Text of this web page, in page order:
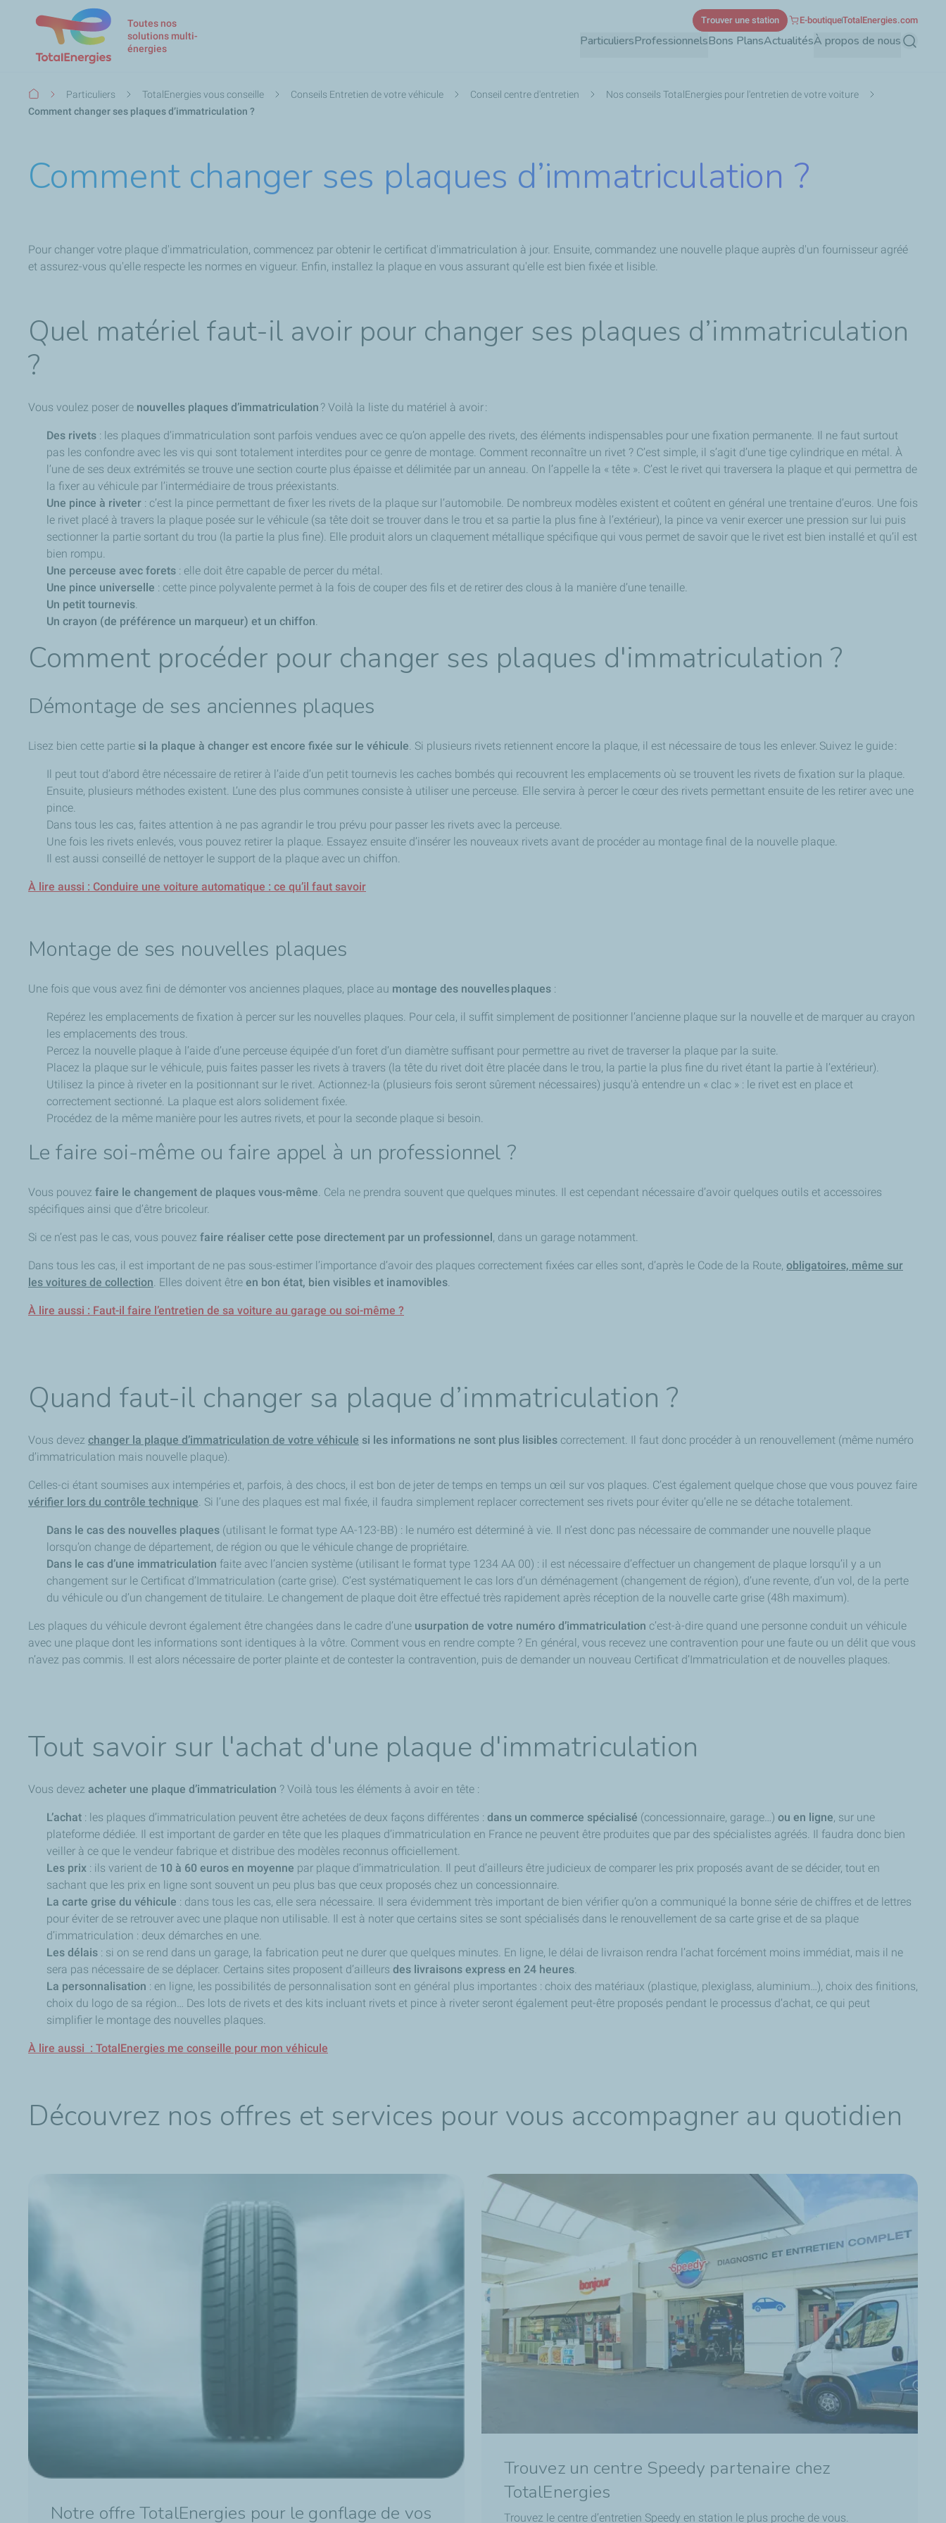
Toutes nos
solutions multi-
énergies
ParticuliersProfessionnelsBons PlansActualitésÀ propos de nous
Trouver une station E-boutiqueTotalEnergies.com
Fil
d'Ariane
Particuliers TotalEnergies vous conseille Conseils Entretien de votre véhicule Conseil centre d'entretien
Nos conseils TotalEnergies pour l'entretien de votre voiture
Comment changer ses plaques d’immatriculation ?
Comment changer ses plaques d’immatriculation ?
Pour changer votre plaque d'immatriculation, commencez par obtenir le certificat d'immatriculation à jour. Ensuite, commandez une nouvelle plaque auprès d'un fournisseur agréé
et assurez-vous qu'elle respecte les normes en vigueur. Enfin, installez la plaque en vous assurant qu'elle est bien fixée et lisible.
Quel matériel faut-il avoir pour changer ses plaques d’immatriculation
?
Vous voulez poser de nouvelles plaques d’immatriculation ? Voilà la liste du matériel à avoir :
Des rivets : les plaques d’immatriculation sont parfois vendues avec ce qu’on appelle des rivets, des éléments indispensables pour une fixation permanente. Il ne faut surtout
pas les confondre avec les vis qui sont totalement interdites pour ce genre de montage. Comment reconnaître un rivet ? C’est simple, il s’agit d’une tige cylindrique en métal. À
l’une de ses deux extrémités se trouve une section courte plus épaisse et délimitée par un anneau. On l’appelle la « tête ». C’est le rivet qui traversera la plaque et qui permettra de
la fixer au véhicule par l’intermédiaire de trous préexistants.
Une pince à riveter : c’est la pince permettant de fixer les rivets de la plaque sur l’automobile. De nombreux modèles existent et coûtent en général une trentaine d’euros. Une fois
le rivet placé à travers la plaque posée sur le véhicule (sa tête doit se trouver dans le trou et sa partie la plus fine à l’extérieur), la pince va venir exercer une pression sur lui puis
sectionner la partie sortant du trou (la partie la plus fine). Elle produit alors un claquement métallique spécifique qui vous permet de savoir que le rivet est bien installé et qu’il est
bien rompu.
Une perceuse avec forets : elle doit être capable de percer du métal.
Une pince universelle : cette pince polyvalente permet à la fois de couper des fils et de retirer des clous à la manière d’une tenaille.
Un petit tournevis
Un crayon (de préférence un marqueur) et un chiffon
Comment procéder pour changer ses plaques d'immatriculation ?
Démontage de ses anciennes plaques
Lisez bien cette partie si la plaque à changer est encore fixée sur le véhicule . Si plusieurs rivets retiennent encore la plaque, il est nécessaire de tous les enlever. Suivez le guide :
Il peut tout d’abord être nécessaire de retirer à l’aide d’un petit tournevis les caches bombés qui recouvrent les emplacements où se trouvent les rivets de fixation sur la plaque.
Ensuite, plusieurs méthodes existent. L’une des plus communes consiste à utiliser une perceuse. Elle servira à percer le cœur des rivets permettant ensuite de les retirer avec une
pince.
Dans tous les cas, faites attention à ne pas agrandir le trou prévu pour passer les rivets avec la perceuse.
Une fois les rivets enlevés, vous pouvez retirer la plaque. Essayez ensuite d’insérer les nouveaux rivets avant de procéder au montage final de la nouvelle plaque.
Il est aussi conseillé de nettoyer le support de la plaque avec un chiffon.
À lire aussi : Conduire une voiture automatique : ce qu’il faut savoir
Montage de ses nouvelles plaques
Une fois que vous avez fini de démonter vos anciennes plaques, place au montage des nouvelles plaques :
Repérez les emplacements de fixation à percer sur les nouvelles plaques. Pour cela, il suffit simplement de positionner l’ancienne plaque sur la nouvelle et de marquer au crayon
les emplacements des trous.
Percez la nouvelle plaque à l’aide d’une perceuse équipée d’un foret d’un diamètre suffisant pour permettre au rivet de traverser la plaque par la suite.
Placez la plaque sur le véhicule, puis faites passer les rivets à travers (la tête du rivet doit être placée dans le trou, la partie la plus fine du rivet étant la partie à l’extérieur).
Utilisez la pince à riveter en la positionnant sur le rivet. Actionnez-la (plusieurs fois seront sûrement nécessaires) jusqu'à entendre un « clac » : le rivet est en place et
correctement sectionné. La plaque est alors solidement fixée.
Procédez de la même manière pour les autres rivets, et pour la seconde plaque si besoin.
Le faire soi-même ou faire appel à un professionnel ?
Vous pouvez faire le changement de plaques vous-même . Cela ne prendra souvent que quelques minutes. Il est cependant nécessaire d’avoir quelques outils et accessoires
spécifiques ainsi que d’être bricoleur.
Si ce n’est pas le cas, vous pouvez faire réaliser cette pose directement par un professionnel, dans un garage notamment.
Dans tous les cas, il est important de ne pas sous-estimer l’importance d’avoir des plaques correctement fixées car elles sont, d’après le Code de la Route, obligatoires, même sur
les voitures de collection . Elles doivent être en bon état, bien visibles et inamovibles
À lire aussi : Faut-il faire l’entretien de sa voiture au garage ou soi-même ?
Quand faut-il changer sa plaque d’immatriculation ?
Vous devez changer la plaque d’immatriculation de votre véhicule si les informations ne sont plus lisibles correctement. Il faut donc procéder à un renouvellement (même numéro
d’immatriculation mais nouvelle plaque).
Celles-ci étant soumises aux intempéries et, parfois, à des chocs, il est bon de jeter de temps en temps un œil sur vos plaques. C’est également quelque chose que vous pouvez faire
vérifier lors du contrôle technique . Si l’une des plaques est mal fixée, il faudra simplement replacer correctement ses rivets pour éviter qu’elle ne se détache totalement.
Dans le cas des nouvelles plaques (utilisant le format type AA-123-BB) : le numéro est déterminé à vie. Il n’est donc pas nécessaire de commander une nouvelle plaque
lorsqu’on change de département, de région ou que le véhicule change de propriétaire.
Dans le cas d’une immatriculation faite avec l’ancien système (utilisant le format type 1234 AA 00) : il est nécessaire d’effectuer un changement de plaque lorsqu’il y a un
changement sur le Certificat d’Immatriculation (carte grise). C’est systématiquement le cas lors d’un déménagement (changement de région), d’une revente, d’un vol, de la perte
du véhicule ou d’un changement de titulaire. Le changement de plaque doit être effectué très rapidement après réception de la nouvelle carte grise (48h maximum).
Les plaques du véhicule devront également être changées dans le cadre d’une usurpation de votre numéro d’immatriculation c’est-à-dire quand une personne conduit un véhicule
avec une plaque dont les informations sont identiques à la vôtre. Comment vous en rendre compte ? En général, vous recevez une contravention pour une faute ou un délit que vous
n’avez pas commis. Il est alors nécessaire de porter plainte et de contester la contravention, puis de demander un nouveau Certificat d’Immatriculation et de nouvelles plaques.
Tout savoir sur l'achat d'une plaque d'immatriculation
Vous devez acheter une plaque d’immatriculation ? Voilà tous les éléments à avoir en tête :
L’achat : les plaques d’immatriculation peuvent être achetées de deux façons différentes : dans un commerce spécialisé (concessionnaire, garage…) ou en ligne, sur une
plateforme dédiée. Il est important de garder en tête que les plaques d’immatriculation en France ne peuvent être produites que par des spécialistes agréés. Il faudra donc bien
veiller à ce que le vendeur fabrique et distribue des modèles reconnus officiellement.
Les prix : ils varient de 10 à 60 euros en moyenne par plaque d’immatriculation. Il peut d’ailleurs être judicieux de comparer les prix proposés avant de se décider, tout en
sachant que les prix en ligne sont souvent un peu plus bas que ceux proposés chez un concessionnaire.
La carte grise du véhicule : dans tous les cas, elle sera nécessaire. Il sera évidemment très important de bien vérifier qu’on a communiqué la bonne série de chiffres et de lettres
pour éviter de se retrouver avec une plaque non utilisable. Il est à noter que certains sites se sont spécialisés dans le renouvellement de sa carte grise et de sa plaque
d’immatriculation : deux démarches en une.
Les délais : si on se rend dans un garage, la fabrication peut ne durer que quelques minutes. En ligne, le délai de livraison rendra l’achat forcément moins immédiat, mais il ne
sera pas nécessaire de se déplacer. Certains sites proposent d’ailleurs des livraisons express en 24 heures
La personnalisation : en ligne, les possibilités de personnalisation sont en général plus importantes : choix des matériaux (plastique, plexiglass, aluminium…), choix des finitions,
choix du logo de sa région… Des lots de rivets et des kits incluant rivets et pince à riveter seront également peut-être proposés pendant le processus d’achat, ce qui peut
simplifier le montage des nouvelles plaques.
À lire aussi : TotalEnergies me conseille pour mon véhicule
Découvrez nos offres et services pour vous accompagner au quotidien
Notre offre TotalEnergies pour le gonflage de vos
Trouvez un centre Speedy partenaire chez
TotalEnergies
Trouvez le centre d’entretien Speedy en station le plus proche de vous.